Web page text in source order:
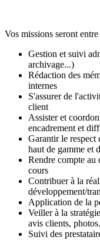
Vos missions seront
Gestion et suivi
archivage...)
Rédaction des
internes
S'assurer de
client
Assister et
encadrement et
Garantir le respect
haut de gamme et
Rendre compte au
cours
Contribuer à la
développement/
Application de la
Veiller à la
avis clients,
Suivi des